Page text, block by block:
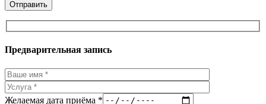
Предварительная запись
Желаемая дата приёма *